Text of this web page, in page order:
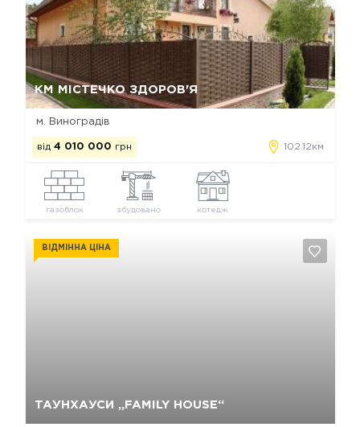
КМ МІСТЕЧКО ЗДОРОВ'Я
м. Виноградів
від 4 010 000 грн 102.12км
газоблок збудовано котедж
Відміна
ТАУНХАУСИ „FAMILY HOUSE“
ВІДМІННА ЦІНА